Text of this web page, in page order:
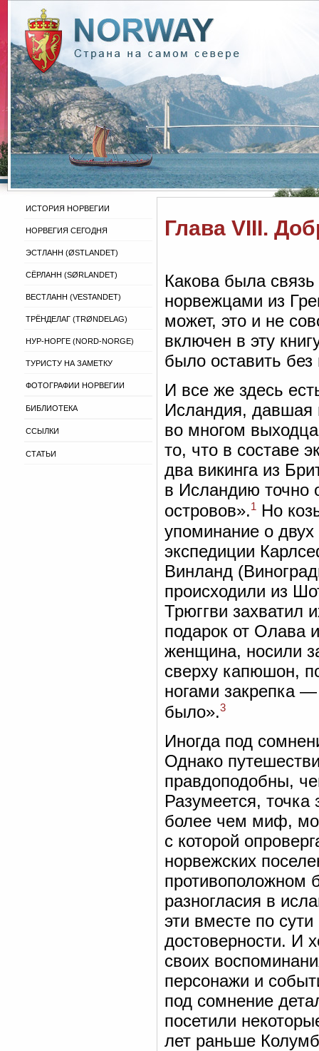
ИСТОРИЯ НОРВЕГИИ
НОРВЕГИЯ СЕГОДНЯ
ЭСТЛАНН (ØSTLANDET)
СЁРЛАНН (SØRLANDET)
ВЕСТЛАНН (VESTANDET)
ТРЁНДЕЛАГ (TRØNDELAG)
НУР-НОРГЕ (NORD-NORGE)
ТУРИСТУ НА ЗАМЕТКУ
ФОТОГРАФИИ НОРВЕГИИ
БИБЛИОТЕКА
ССЫЛКИ
СТАТЬИ
Глава VIII.
Какова была
норвежцами из
может, это и не
включен в эту
было оставить
И все же здесь
Исландия, давшая
во многом
то, что в составе
два викинга из
в Исландию точно
островов».1 Но
упоминание о
экспедиции
Винланд
происходили из
Трюггви захватил
подарок от Олава
женщина, носили
сверху капюшон,
ногами закрепка
было».3
Иногда под
Однако
правдоподобны,
Разумеется, точка
более чем миф,
с которой
норвежских
противоположном
разногласия в
эти вместе по
достоверности. И
своих
персонажи и
под сомнение
посетили
лет раньше